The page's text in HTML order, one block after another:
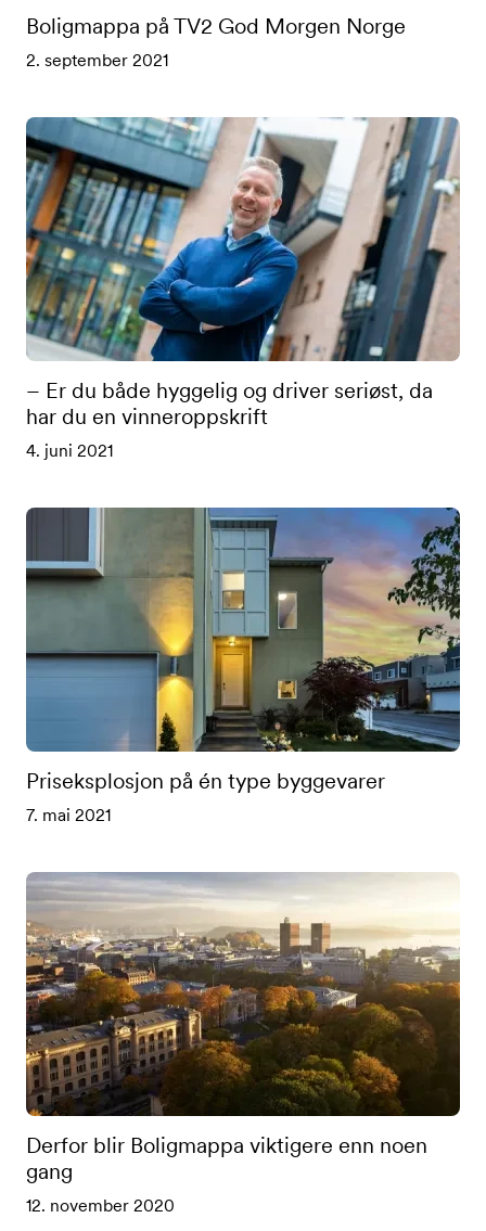
Boligmappa på TV2 God Morgen Norge
2. september 2021
– Er du både hyggelig og driver seriøst, da
har du en vinneroppskrift
4. juni 2021
Priseksplosjon på én type byggevarer
7. mai 2021
Derfor blir Boligmappa viktigere enn noen
gang
12. november 2020